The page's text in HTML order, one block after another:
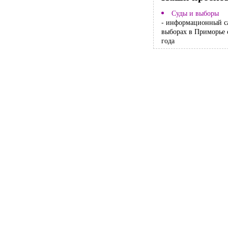
Суды и выборы
- информационный
выборах в Приморье
года